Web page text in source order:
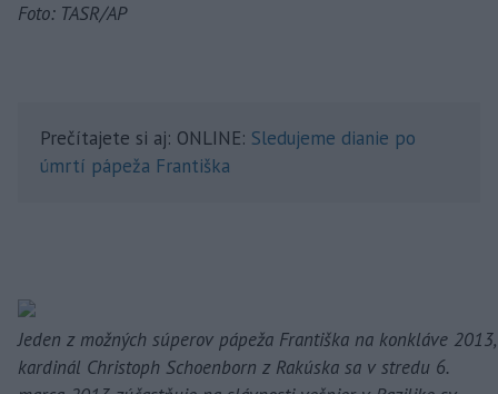
Foto: TASR/AP
Prečítajete si aj: ONLINE: Sledujeme dianie po
úmrtí pápeža Františka
Jeden z možných súperov pápeža Františka na konkláve 2013,
kardinál Christoph Schoenborn z Rakúska sa v stredu 6.